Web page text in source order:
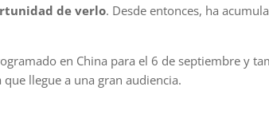
de verlo. Desde entonces, ha
en China para el 6 de septiembre y
llegue a una gran audiencia.